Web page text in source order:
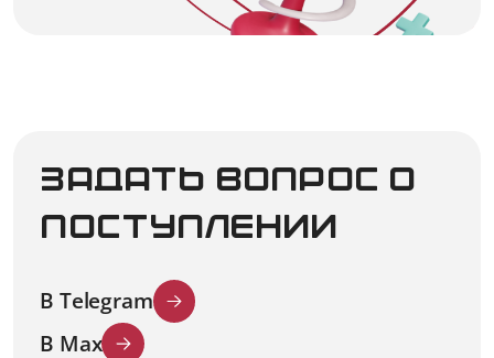
Задать вопрос о
поступлении
В Telegram
В Мах